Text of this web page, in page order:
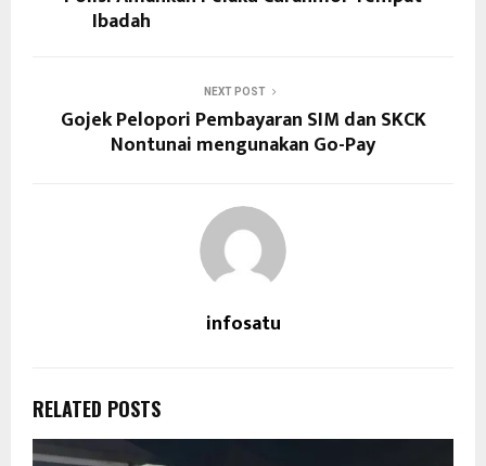
Ibadah
NEXT POST
Gojek Pelopori Pembayaran SIM dan SKCK
Nontunai mengunakan Go-Pay
infosatu
RELATED POSTS